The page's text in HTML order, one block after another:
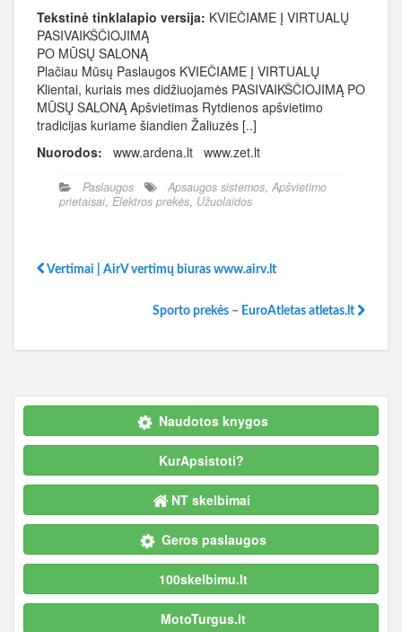
Tekstinė tinklalapio versija: KVIEČIAME Į VIRTUALŲ
PASIVAIKŠČIOJIMĄ
PO MŪSŲ SALONĄ
Plačiau Mūsų Paslaugos KVIEČIAME Į VIRTUALŲ
Klientai, kuriais mes didžiuojamės PASIVAIKŠČIOJIMĄ PO
MŪSŲ SALONĄ Apšvietimas Rytdienos apšvietimo
tradicijas kuriame šiandien Žaliuzės [..]
Nuorodos: www.ardena.lt www.zet.lt
Paslaugos Apsaugos sistemos, Apšvietimo
prietaisai, Elektros prekės, Užuolaidos
Vertimai | AirV vertimų biuras www.airv.lt
Sporto prekės – EuroAtletas atletas.lt
Naudotos knygos
KurApsistoti?
NT skelbimai
Geros paslaugos
100skelbimu.lt
MotoTurgus.lt